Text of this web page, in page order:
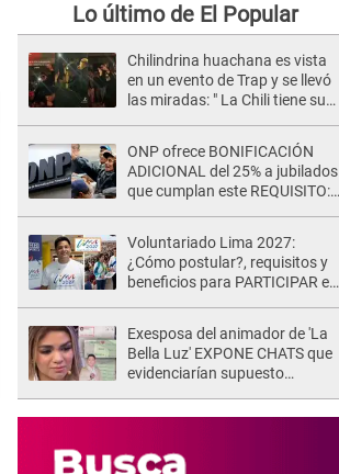
Lo último de El Popular
Chilindrina huachana es vista
en un evento de Trap y se llevó
las miradas: " La Chili tiene su
ONP ofrece BONIFICACIÓN
ADICIONAL del 25% a jubilados
que cumplan este REQUISITO:
Voluntariado Lima 2027:
¿Cómo postular?, requisitos y
beneficios para PARTICIPAR en
Exesposa del animador de 'La
Bella Luz' EXPONE CHATS que
evidenciarían supuesto